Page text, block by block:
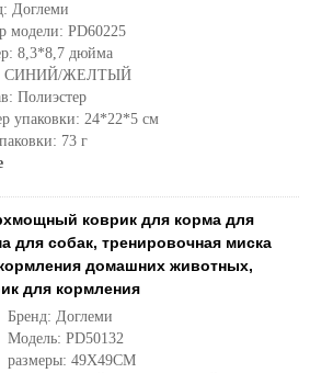
Доглеми
модели: PD60225
8,3*8,7 дюйма
СИНИЙ/ЖЕЛТЫЙ
Полиэстер
упаковки: 24*22*5 см
73 г
коврик для корма для
для собак, тренировочная миска
домашних животных,
для кормления
Бренд: Доглеми
Модель: PD50132
размеры: 49X49CM